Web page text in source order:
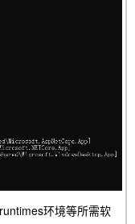
环境等所需软